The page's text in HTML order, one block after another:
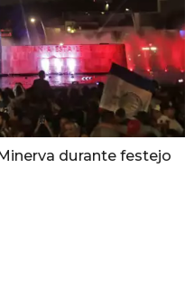
durante festejo